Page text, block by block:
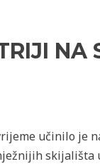
NA
učinilo je